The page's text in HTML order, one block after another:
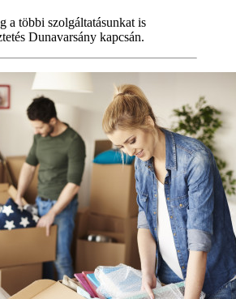
a többi szolgáltatásunkat is
Dunavarsány kapcsán.